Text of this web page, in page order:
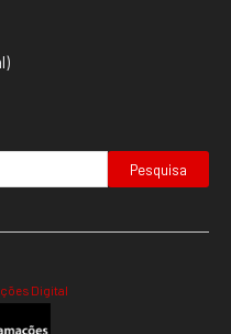
Pesquisa
Digital